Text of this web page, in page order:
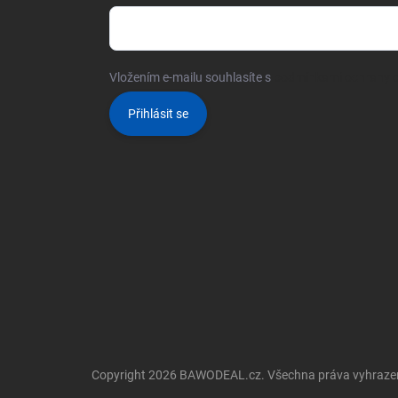
Vložením e-mailu souhlasíte s
Přihlásit se
Copyright 2026 BAWODEAL.cz. Všechna práva